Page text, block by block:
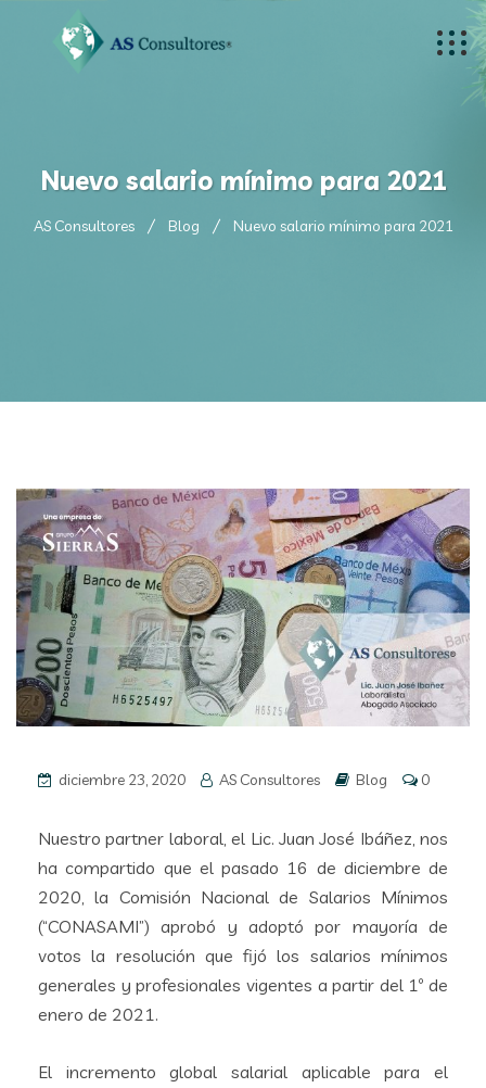
Nuevo salario mínimo para 2021
AS Consultores Blog Nuevo salario mínimo para 2021
diciembre 23, 2020 AS Consultores Blog 0
Nuestro partner laboral, el Lic. Juan José Ibáñez, nos
ha compartido que el pasado 16 de diciembre de
2020, la Comisión Nacional de Salarios Mínimos
(“CONASAMI”) aprobó y adoptó por mayoría de
votos la resolución que fijó los salarios mínimos
generales y profesionales vigentes a partir del 1º de
enero de 2021.
El incremento global salarial aplicable para el